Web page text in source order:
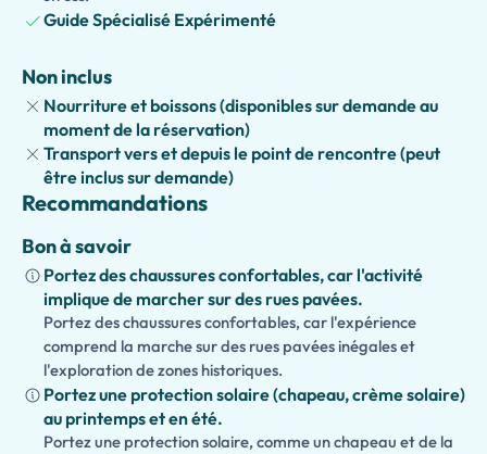
version accessible, avec des itinéraires soigneusement
mobilité.
Vous voulez voir encore plus ? Prolongez votre expérience
en untour privé d'une journée complète
visites à laGalerie de l'Académie, laGalerie des Offices
le
Palais Pitti , les Jardins de Boboli
Croix, ou leMarché de San Lorenzo
première visite ou un retour, ce tour privé et personnalisé
est la présentation parfaite de la beauté intemporelle de
Florence.
Guide Spécialisé Expérimenté
Non inclus
Nourriture et boissons (disponibles sur demande au
moment de la réservation)
Transport vers et depuis le point de rencontre (peut
être inclus sur demande)
Recommandations
Bon à savoir
Portez des chaussures confortables, car l'activité
implique de marcher sur des rues pavées.
Portez des chaussures confortables, car l'expérience
comprend la marche sur des rues pavées inégales et
l'exploration de zones historiques.
Portez une protection solaire (chapeau, crème solaire)
au printemps et en été.
Portez une protection solaire, comme un chapeau et de la